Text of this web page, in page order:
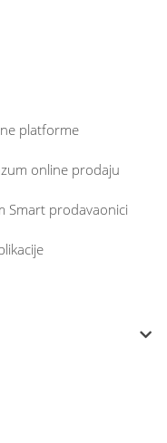
platforme
online prodaju
Smart prodavaonici